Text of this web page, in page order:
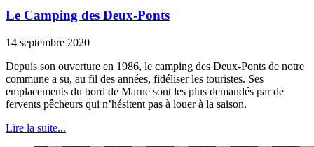
Le Camping des Deux-Ponts
14 septembre 2020
Depuis son ouverture en 1986, le camping des Deux-Ponts de notre
commune a su, au fil des années, fidéliser les touristes. Ses
emplacements du bord de Marne sont les plus demandés par de
fervents pêcheurs qui n’hésitent pas à louer à la saison.
Lire la suite...